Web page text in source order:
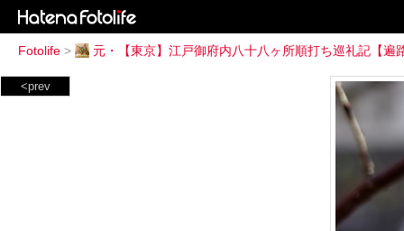
Fotolife > 元・【東京】江戸御府内八十八ヶ所順打ち巡礼記【遍
<prev